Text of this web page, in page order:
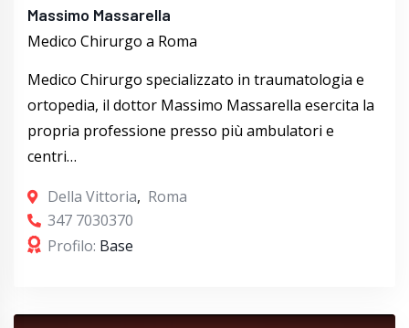
Massimo Massarella
Medico Chirurgo a Roma
Medico Chirurgo specializzato in traumatologia e
ortopedia, il dottor Massimo Massarella esercita la
propria professione presso più ambulatori e
centri…
Della Vittoria, Roma
347 7030370
Profilo: Base